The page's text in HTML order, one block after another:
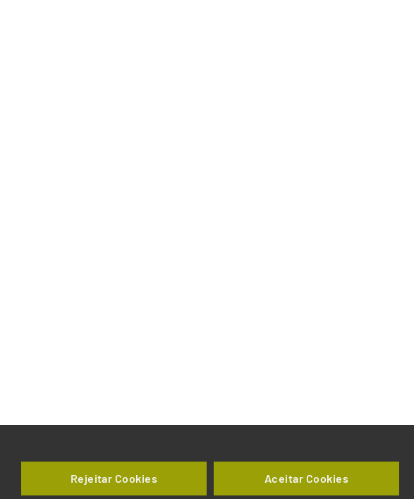
Rejeitar Cookies Aceitar Cookies